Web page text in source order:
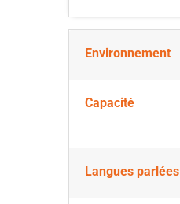
Environnement
Capacité
Langues parlées